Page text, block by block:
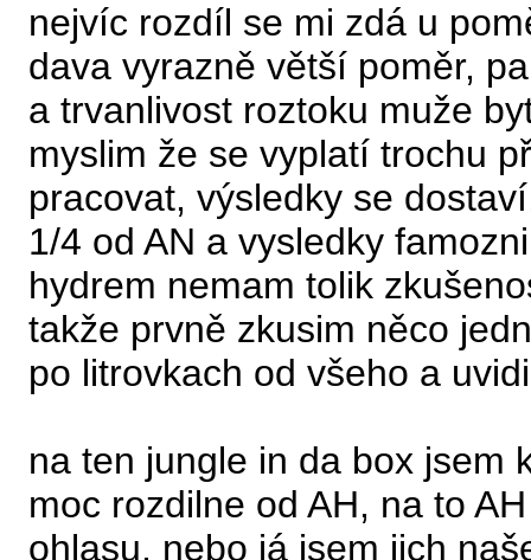
nejvíc rozdíl se mi zdá u
dava vyrazně větší poměr,
a trvanlivost roztoku muže
myslim že se vyplatí trochu
pracovat, výsledky se
1/4 od AN a vysledky
hydrem nemam tolik
takže prvně zkusim něco
po litrovkach od všeho a
na ten jungle in da box jsem
moc rozdilne od AH, na to
ohlasu, nebo já jsem jich